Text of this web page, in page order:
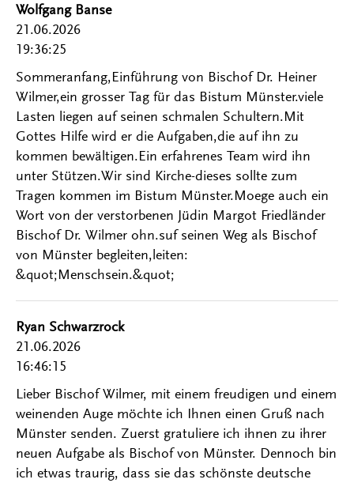
Wolfgang Banse
21.06.2026
19:36:25
Sommeranfang,Einführung von Bischof Dr. Heiner
Wilmer,ein grosser Tag für das Bistum Münster.viele
Lasten liegen auf seinen schmalen Schultern.Mit
Gottes Hilfe wird er die Aufgaben,die auf ihn zu
kommen bewältigen.Ein erfahrenes Team wird ihn
unter Stützen.Wir sind Kirche-dieses sollte zum
Tragen kommen im Bistum Münster.Moege auch ein
Wort von der verstorbenen Jüdin Margot Friedländer
Bischof Dr. Wilmer ohn.suf seinen Weg als Bischof
von Münster begleiten,leiten:
&quot;Menschsein.&quot;
Ryan Schwarzrock
21.06.2026
16:46:15
Lieber Bischof Wilmer, mit einem freudigen und einem
weinenden Auge möchte ich Ihnen einen Gruß nach
Münster senden. Zuerst gratuliere ich ihnen zu ihrer
neuen Aufgabe als Bischof von Münster. Dennoch bin
ich etwas traurig, dass sie das schönste deutsche